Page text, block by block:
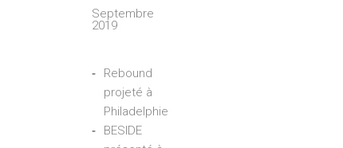
Septembre
2019
Rebound
projeté à
Philadelphie
BESIDE